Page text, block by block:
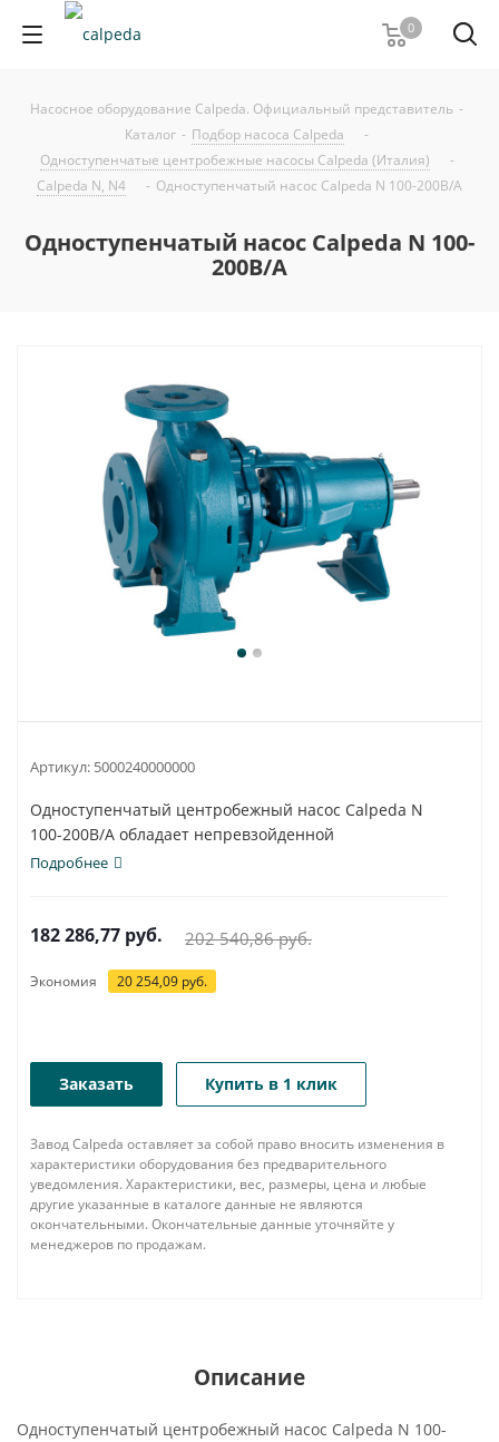
0
Насосное оборудование Calpeda. Официальный представитель -
Каталог - Подбор насоса Calpeda
-
Одноступенчатые центробежные насосы Calpeda (Италия)
-
Calpeda N, N4
- Одноступенчатый насос Calpeda N 100-200B/A
Одноступенчатый насос Calpeda N 100-
200B/A
Артикул: 5000240000000
Одноступенчатый центробежный насос Calpeda N
100-200B/A обладает непревзойденной
универсальностью...
Подробнее
182 286,77 руб. 202 540,86руб.
Экономия 20 254,09 руб.
Заказать Купить в 1 клик
Завод Calpeda оставляет за собой право вносить изменения в
характеристики оборудования без предварительного
уведомления. Характеристики, вес, размеры, цена и любые
другие указанные в каталоге данные не являются
окончательными. Окончательные данные уточняйте у
менеджеров по продажам.
Описание
Одноступенчатый центробежный насос Calpeda N 100-